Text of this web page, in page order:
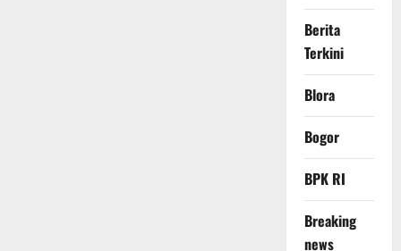
Berita
Terkini
Blora
Bogor
BPK RI
Breaking
news